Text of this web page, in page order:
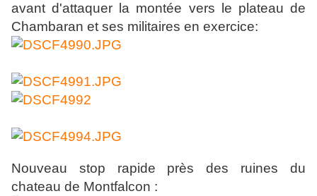
avant d'attaquer la montée vers le plateau de
Chambaran et ses militaires en exercice:
Nouveau stop rapide près des ruines du
chateau de Montfalcon :